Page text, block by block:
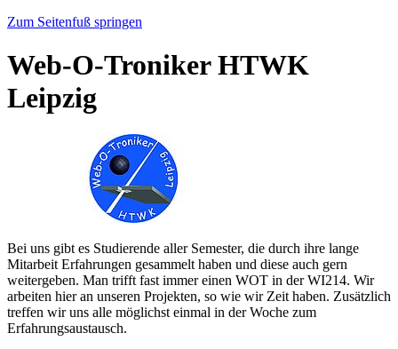
Zum Seitenfuß springen
Web-O-Troniker HTWK
Leipzig
Bei uns gibt es Studierende aller Semester, die durch ihre lange
Mitarbeit Erfahrungen gesammelt haben und diese auch gern
weitergeben. Man trifft fast immer einen WOT in der WI214. Wir
arbeiten hier an unseren Projekten, so wie wir Zeit haben. Zusätzlich
treffen wir uns alle möglichst einmal in der Woche zum
Erfahrungsaustausch.